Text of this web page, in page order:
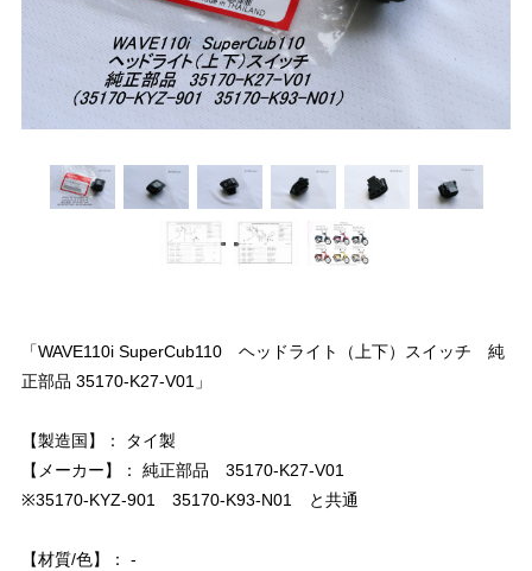
「WAVE110i SuperCub110 ヘッドライト（上下）スイッチ 純
正部品 35170-K27-V01」
【製造国】： タイ製
【メーカー】： 純正部品 35170-K27-V01
※35170-KYZ-901 35170-K93-N01 と共通
【材質/色】： -